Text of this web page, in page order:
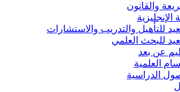
والقانون
الإنجليزية
للتأهيل والتدريب والاستشارات
للبحث العلمي
عن بعد
العلمية
الدراسية